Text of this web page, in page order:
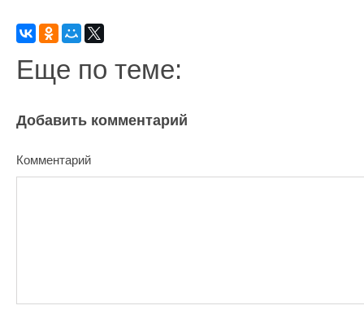
Еще по теме:
Добавить комментарий
Комментарий